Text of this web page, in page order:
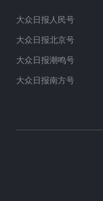
大众日报人民号
大众日报北京号
大众日报潮鸣号
大众日报南方号